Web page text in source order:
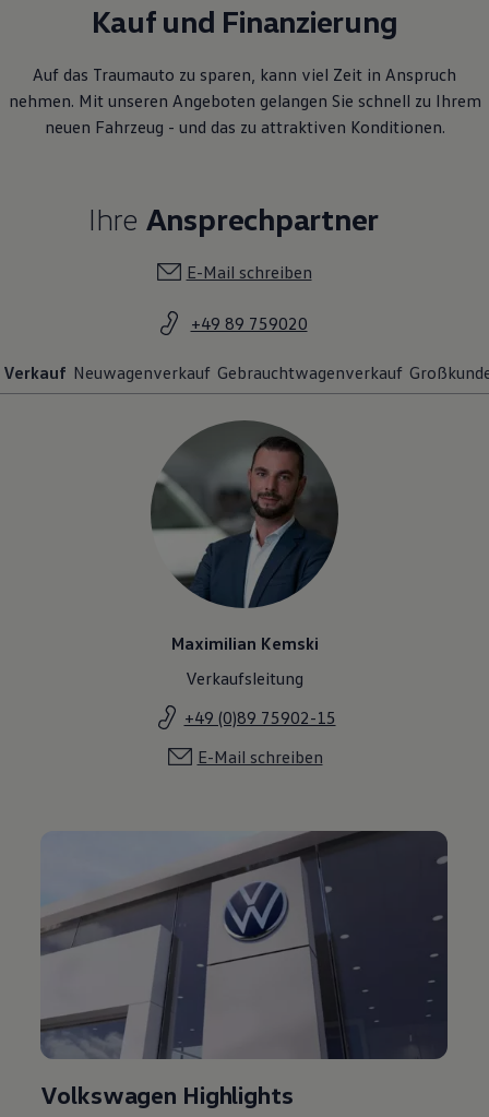
Kauf und Finanzierung
Auf das Traumauto zu sparen, kann viel Zeit in Anspruch
nehmen. Mit unseren Angeboten gelangen Sie schnell zu Ihrem
neuen Fahrzeug - und das zu attraktiven Konditionen.
Ihre Ansprechpartner
E-Mail schreiben
+49 89 759020
Verkauf Neuwagenverkauf Gebrauchtwagenverkauf
Maximilian Kemski
Verkaufsleitung
+49 (0)89 75902-15
E-Mail schreiben
Volkswagen Highlights